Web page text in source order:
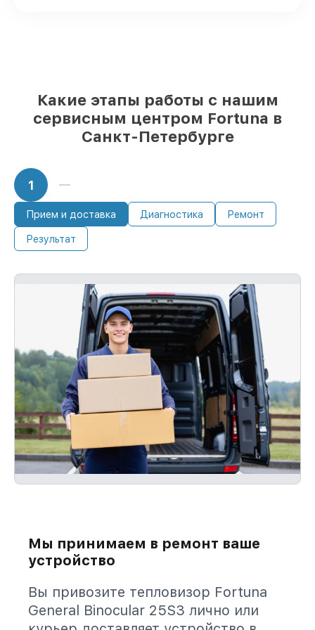
Какие этапы работы с нашим
сервисным центром Fortuna в
Санкт-Петербурге
1
Прием и доставка Диагностика Ремонт
Результат
Мы принимаем в ремонт ваше
устройство
Вы привозите тепловизор Fortuna
General Binocular 25S3 лично или